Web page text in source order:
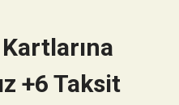
+6 Taksit